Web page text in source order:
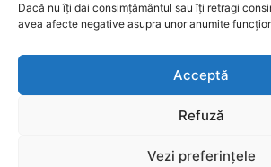
Dacă nu îți dai consimțământul sau îți retragi
avea afecte negative asupra unor anumite
Acceptă
Refuză
Vezi preferințele